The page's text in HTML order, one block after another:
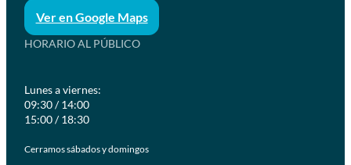
Ver en Google Maps
HORARIO AL PÚBLICO
Lunes a viernes:
09:30 / 14:00
15:00 / 18:30
Cerramos sábados y domingos